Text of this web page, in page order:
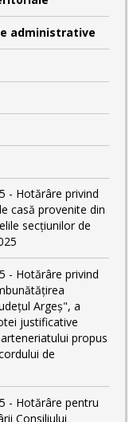
administrative
- Hotărâre privind
casă provenite din
secțiunilor de
- Hotărâre privind
Argeș", a
justificative
propus
de
- Hotărâre pentru
Consiliului